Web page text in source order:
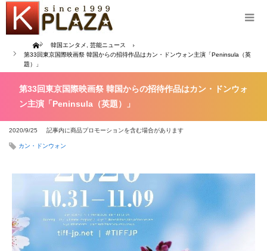
Home 韓国エンタメ
芸能ニュース
第33回東京国際映画祭 韓国からの招待作品はカン・ドンウォン主演「Peninsula（英
題）」
第33回東京国際映画祭 韓国からの招待作品はカン・ドンウォ
ン主演「Peninsula（英題）」
2020/9/25 記事内に商品プロモーションを含む場合があります
カン・ドンウォン